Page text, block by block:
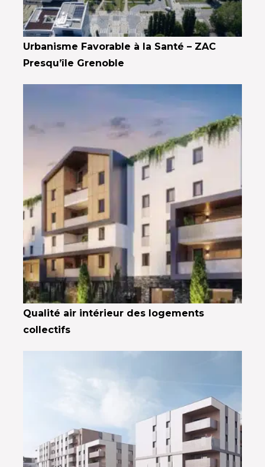
Urbanisme Favorable à la Santé – ZAC
Presqu’île Grenoble
Qualité air intérieur des logements
collectifs